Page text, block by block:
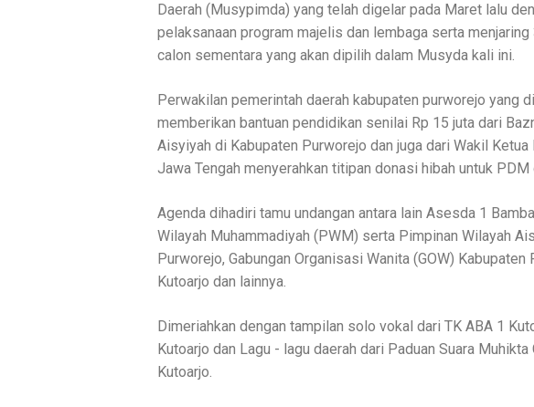
Daerah (Musypimda) yang telah digelar pada Maret lalu
pelaksanaan program majelis dan lembaga serta
calon sementara yang akan dipilih dalam Musyda kali ini.
Perwakilan pemerintah daerah kabupaten purworejo yang
memberikan bantuan pendidikan senilai Rp 15 juta dari
Aisyiyah di Kabupaten Purworejo dan juga dari Wakil
Jawa Tengah menyerahkan titipan donasi hibah untuk
Agenda dihadiri tamu undangan antara lain Asesda 1
Wilayah Muhammadiyah (PWM) serta Pimpinan Wilayah
Purworejo, Gabungan Organisasi Wanita (GOW)
Kutoarjo dan lainnya.
Dimeriahkan dengan tampilan solo vokal dari TK ABA 1
Kutoarjo dan Lagu - lagu daerah dari Paduan Suara
Kutoarjo.